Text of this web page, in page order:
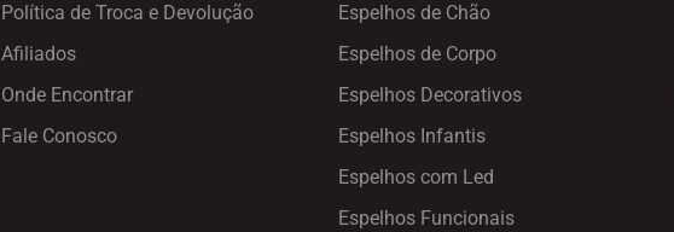
Política de Troca e Devolução
Afiliados
Onde Encontrar
Fale Conosco
Espelhos de Chão
Espelhos de Corpo
Espelhos Decorativos
Espelhos Infantis
Espelhos com Led
Espelhos Funcionais